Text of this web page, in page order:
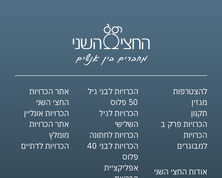
אתר הכרויות
החצי השני
הכרויות אונליין
אתר הכרויות
מומלץ
הכרויות לדתיים
הכרויות לבני גיל
50 פלוס
הכרויות לגיל
השלישי
הכרויות לחתונה
הכרויות לבני 40
פלוס
אפליקציית
להצטרפות
מגזין
תקנון
הכרויות פרק ב
הכרויות
למבוגרים
אודות החצי השני